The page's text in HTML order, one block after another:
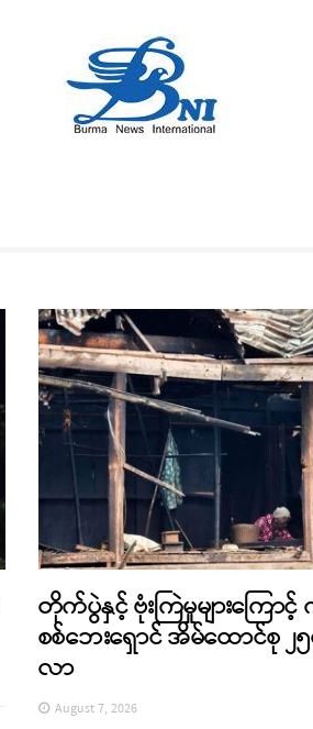
တိုက်ပွဲနှင့် ဗုံးကြဲမှုများကြော
စစ်ဘေးရှောင် အိမ်ထောင်စု ၂၅
လာ
August 7, 2026